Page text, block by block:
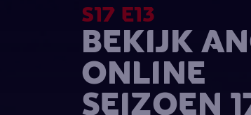
S17 E13
BEKIJK
ONLINE
SEIZOEN